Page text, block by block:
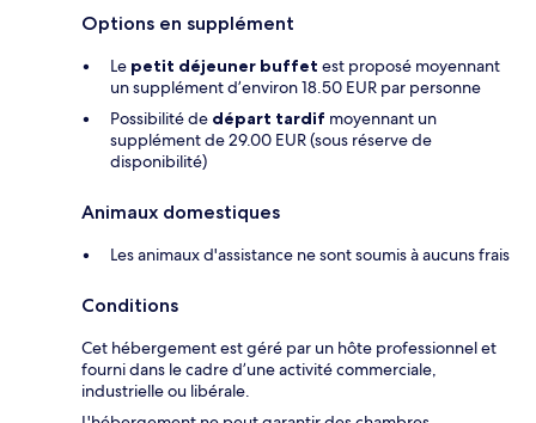
Options en supplément
Le petit déjeuner buffet est proposé moyennant
un supplément d’environ 18.50 EUR par personne
Possibilité de départ tardif moyennant un
supplément de 29.00 EUR (sous réserve de
disponibilité)
Animaux domestiques
Les animaux d'assistance ne sont soumis à aucuns frais
Conditions
Cet hébergement est géré par un hôte professionnel et
fourni dans le cadre d’une activité commerciale,
industrielle ou libérale.